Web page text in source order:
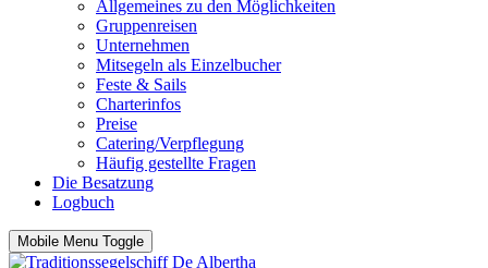
Allgemeines zu den Möglichkeiten
Gruppenreisen
Unternehmen
Mitsegeln als Einzelbucher
Feste & Sails
Charterinfos
Preise
Catering/Verpflegung
Häufig gestellte Fragen
Die Besatzung
Logbuch
Mobile Menu Toggle